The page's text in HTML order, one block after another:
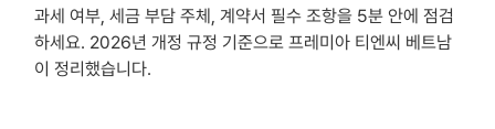
과세 여부, 세금 부담 주체, 계약서 필수 조항을 5분 안에 점검
하세요. 2026년 개정 규정 기준으로 프레미아 티엔씨 베트남
이 정리했습니다.